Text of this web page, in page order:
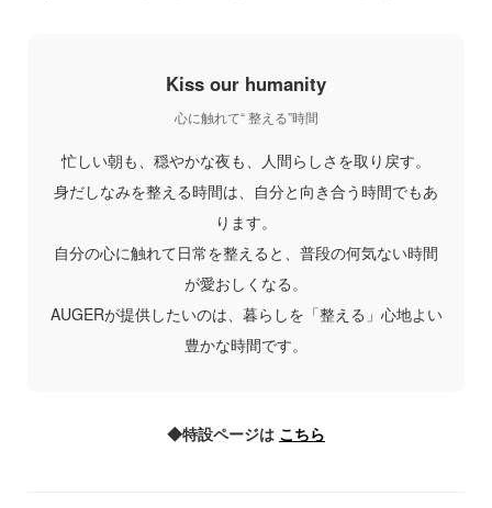
Kiss our humanity
心に触れて“ 整える”時間
忙しい朝も、穏やかな夜も、人間らしさを取り戻す。
身だしなみを整える時間は、自分と向き合う時間でもあ
ります。
自分の心に触れて日常を整えると、普段の何気ない時間
が愛おしくなる。
AUGERが提供したいのは、暮らしを「整える」心地よい
豊かな時間です。
◆特設ページは こちら